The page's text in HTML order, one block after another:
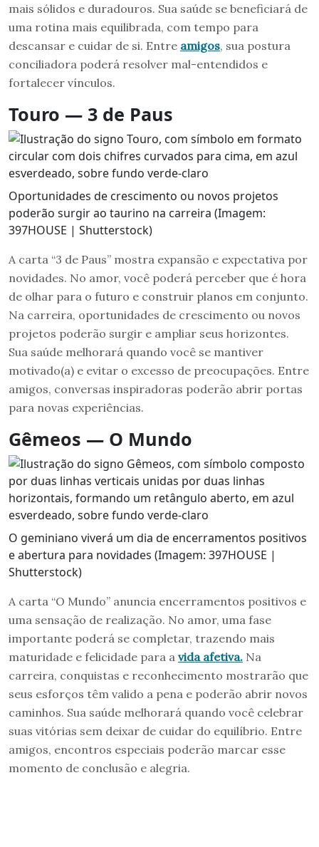
mais sólidos e duradouros. Sua saúde se beneficiará de
uma rotina mais equilibrada, com tempo para
descansar e cuidar de si. Entre amigos, sua postura
conciliadora poderá resolver mal-entendidos e
fortalecer vínculos.
Touro — 3 de Paus
Oportunidades de crescimento ou novos projetos
poderão surgir ao taurino na carreira (Imagem:
397HOUSE | Shutterstock)
A carta “3 de Paus” mostra expansão e expectativa por
novidades. No amor, você poderá perceber que é hora
de olhar para o futuro e construir planos em conjunto.
Na carreira, oportunidades de crescimento ou novos
projetos poderão surgir e ampliar seus horizontes.
Sua saúde melhorará quando você se mantiver
motivado(a) e evitar o excesso de preocupações. Entre
amigos, conversas inspiradoras poderão abrir portas
para novas experiências.
Gêmeos — O Mundo
O geminiano viverá um dia de encerramentos positivos
e abertura para novidades (Imagem: 397HOUSE |
Shutterstock)
A carta “O Mundo” anuncia encerramentos positivos e
uma sensação de realização. No amor, uma fase
importante poderá se completar, trazendo mais
maturidade e felicidade para a vida afetiva. Na
carreira, conquistas e reconhecimento mostrarão que
seus esforços têm valido a pena e poderão abrir novos
caminhos. Sua saúde melhorará quando você celebrar
suas vitórias sem deixar de cuidar do equilíbrio. Entre
amigos, encontros especiais poderão marcar esse
momento de conclusão e alegria.